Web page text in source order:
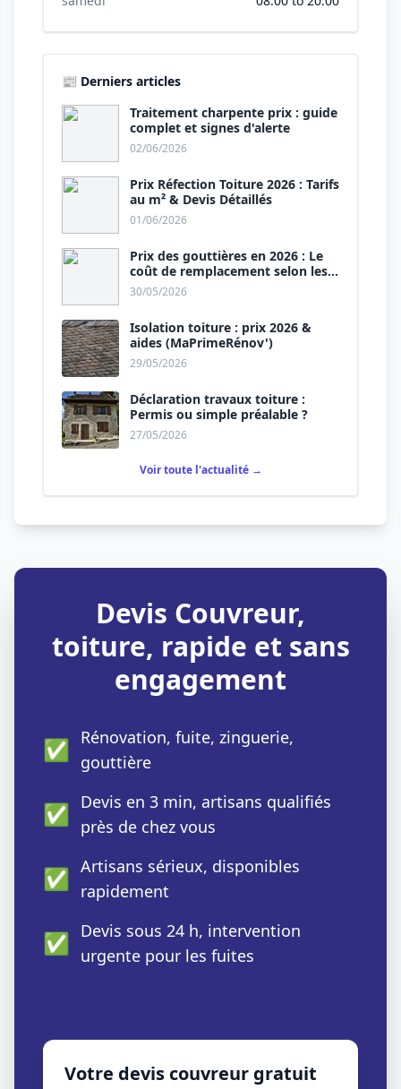
📰 Derniers articles
Traitement charpente prix : guide
complet et signes d'alerte
02/06/2026
Prix Réfection Toiture 2026 : Tarifs
au m² & Devis Détaillés
01/06/2026
Prix des gouttières en 2026 : Le
coût de remplacement selon les
matériaux
30/05/2026
Isolation toiture : prix 2026 &
aides (MaPrimeRénov')
29/05/2026
Déclaration travaux toiture :
Permis ou simple préalable ?
27/05/2026
Voir toute l'actualité →
Devis Couvreur,
toiture, rapide et sans
engagement
✅ Rénovation, fuite, zinguerie,
gouttière
✅ Devis en 3 min, artisans qualifiés
près de chez vous
✅ Artisans sérieux, disponibles
rapidement
✅ Devis sous 24 h, intervention
urgente pour les fuites
Votre devis couvreur gratuit